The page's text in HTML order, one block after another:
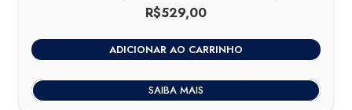
R$529,00
ADICIONAR AO CARRINHO
SAIBA MAIS